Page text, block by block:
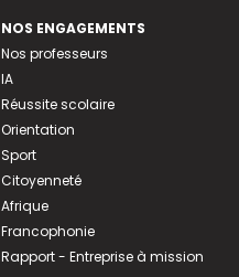
NOS ENGAGEMENTS
Nos professeurs
IA
Réussite scolaire
Orientation
Sport
Citoyenneté
Afrique
Francophonie
Rapport - Entreprise à mission